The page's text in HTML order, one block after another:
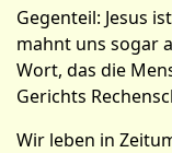
Gegenteil: Jesus
mahnt uns sogar
Wort, das die
Gerichts
Wir leben in